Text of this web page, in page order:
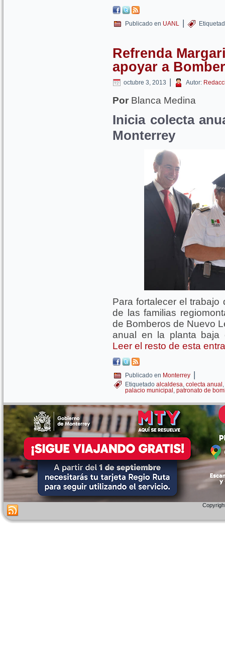
Publicado en UANL |
Refrenda
apoyar a
octubre 3, 2013 | Autor:
Por Blanca Medina
Inicia colecta
Monterrey
Para fortalecer el trabajo
de las familias
de Bomberos de Nuevo
anual en la planta baja
Leer el resto de esta
Publicado en Monterrey |
Etiquetado alcaldesa colecta anual
palacio municipal patronato de